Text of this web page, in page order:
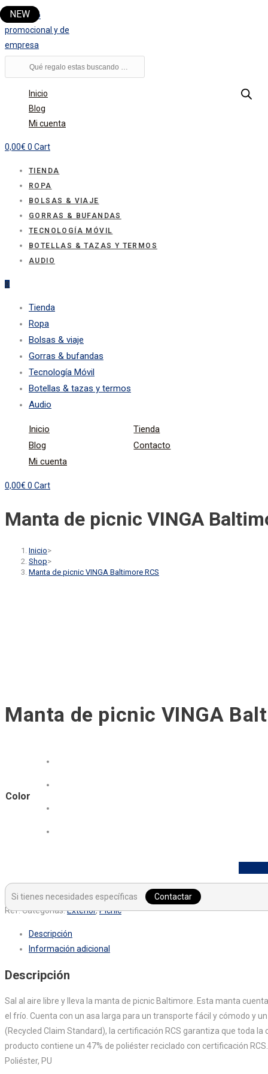
al
contenido
Búsqueda
de
productos
Inicio
Blog
Mi cuenta
0,00€ 0 Cart
TIENDA
ROPA
BOLSAS & VIAJE
GORRAS & BUFANDAS
TECNOLOGÍA MÓVIL
BOTELLAS & TAZAS Y TERMOS
AUDIO
0
Tienda
Ropa
Bolsas & viaje
Gorras & bufandas
Tecnología Móvil
Botellas & tazas y termos
Audio
Inicio
Tienda
Blog
Contacto
Mi cuenta
0,00€ 0 Cart
Manta de picnic VINGA
Inicio>
Shop>
Manta de picnic VINGA Baltimore RCS
Manta de picnic VINGA
Color
Si tienes necesidades específicas
Contactar
Ref:Categorías:Exterior,Picnic
Descripción
Información adicional
Descripción
Sal al aire libre y lleva la manta de picnic Baltimore. Esta manta
el frío. Cuenta con un asa larga para un transporte fácil y cómodo y
(Recycled Claim Standard), la certificación RCS garantiza que toda
producto contiene un 47% de poliéster reciclado con certificación RCS.
Poliéster, PU